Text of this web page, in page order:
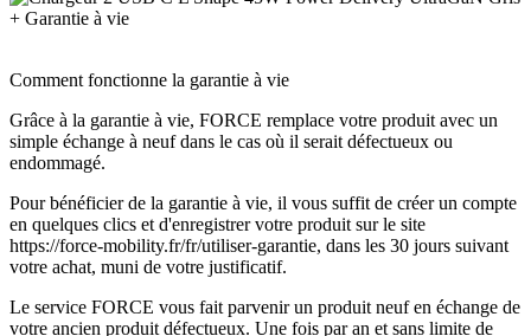
Comment fonctionne la garantie à vie
Grâce à la garantie à vie, FORCE remplace votre produit avec un
simple échange à neuf dans le cas où il serait défectueux ou
endommagé.
Pour bénéficier de la garantie à vie, il vous suffit de créer un compte
en quelques clics et d'enregistrer votre produit sur le site
https://force-mobility.fr/fr/utiliser-garantie, dans les 30 jours suivant
votre achat, muni de votre justificatif.
Le service FORCE vous fait parvenir un produit neuf en échange de
votre ancien produit défectueux. Une fois par an et sans limite de